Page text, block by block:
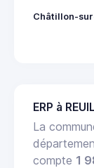
Châtillon-
ERP à
La
compte 1